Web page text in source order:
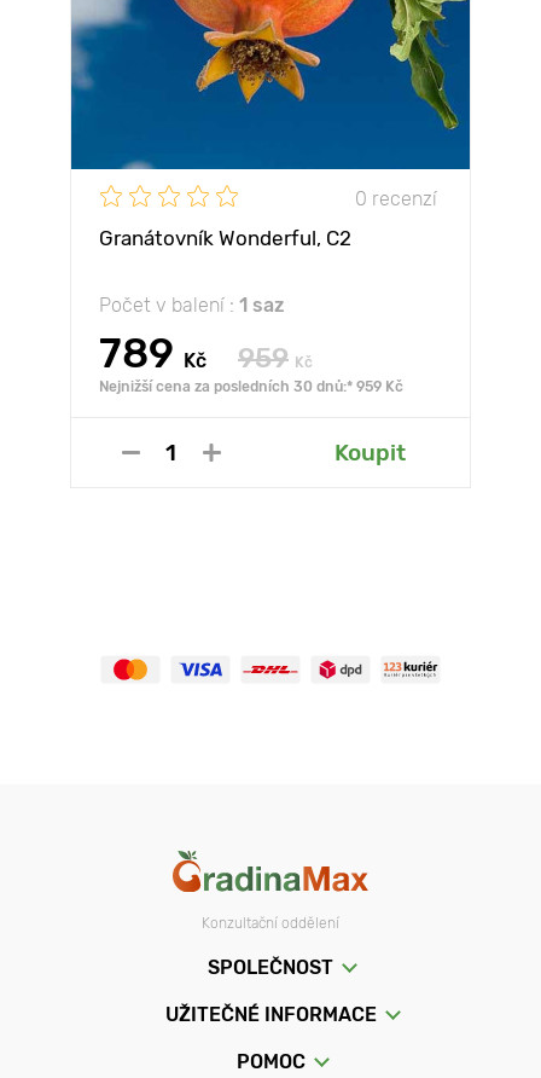
0 recenzí
Granátovník Wonderful, С2
Počet v balení : 1 saz
789 Kč 959 Kč
Nejnižší cena za posledních 30 dnů:* 959 Kč
Koupit
Konzultační oddělení
SPOLEČNOST
UŽITEČNÉ INFORMACE
POMOC